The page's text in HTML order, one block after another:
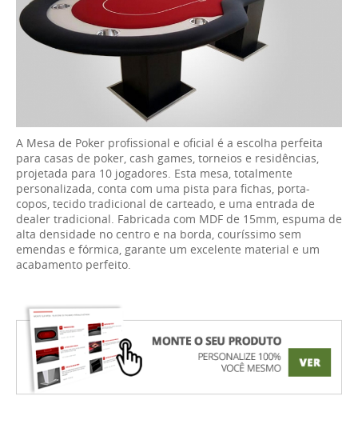
A Mesa de Poker profissional e oficial é a escolha perfeita
para casas de poker, cash games, torneios e residências,
projetada para 10 jogadores. Esta mesa, totalmente
personalizada, conta com uma pista para fichas, porta-
copos, tecido tradicional de carteado, e uma entrada de
dealer tradicional. Fabricada com MDF de 15mm, espuma de
alta densidade no centro e na borda, couríssimo sem
emendas e fórmica, garante um excelente material e um
acabamento perfeito.